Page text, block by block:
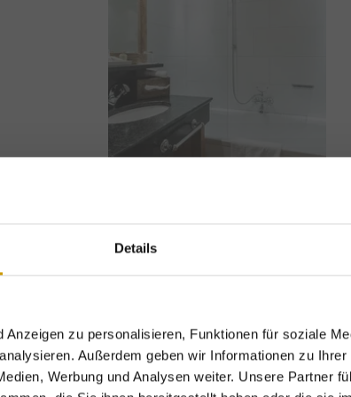
Details
zu personalisieren, Funktionen für soziale
Außerdem geben wir Informationen zu Ihrer
Werbung und Analysen weiter. Unsere Partner
Urlaubsvorteile – nur für kurze Zeit!